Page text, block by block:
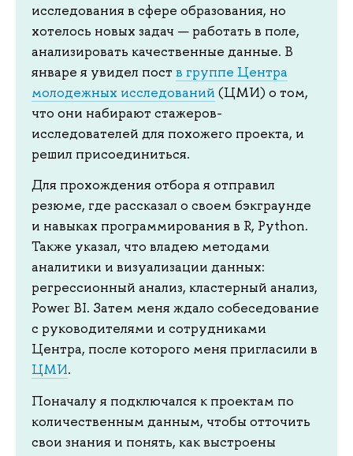
исследования в сфере образования, но
хотелось новых задач — работать в поле,
анализировать качественные данные. В
январе я увидел пост в группе Центра
молодежных исследований (ЦМИ) о том,
что они набирают стажеров-
исследователей для похожего проекта, и
решил присоединиться.
Для прохождения отбора я отправил
резюме, где рассказал о своем бэкграунде
и навыках программирования в R, Python.
Также указал, что владею методами
аналитики и визуализации данных:
регрессионный анализ, кластерный анализ,
Power BI. Затем меня ждало собеседование
с руководителями и сотрудниками
Центра, после которого меня пригласили в
ЦМИ.
Поначалу я подключался к проектам по
количественным данным, чтобы отточить
свои знания и понять, как выстроены